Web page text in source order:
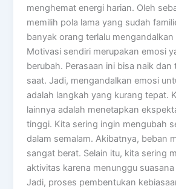
menghemat energi harian. Oleh
memilih pola lama yang sudah
banyak orang terlalu mengandalkan
Motivasi sendiri merupakan emosi
berubah. Perasaan ini bisa naik dan
saat. Jadi, mengandalkan emosi
adalah langkah yang kurang tepat.
lainnya adalah menetapkan
tinggi. Kita sering ingin mengubah
dalam semalam. Akibatnya, beban
sangat berat. Selain itu, kita sering
aktivitas karena menunggu
Jadi, proses pembentukan